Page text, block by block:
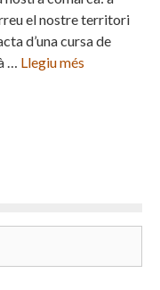
el nostre territori
d’una cursa de
… Llegiu més